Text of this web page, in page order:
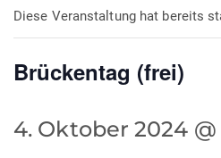
Diese Veranstaltung hat bereits
Brückentag (frei)
4. Oktober 2024 @